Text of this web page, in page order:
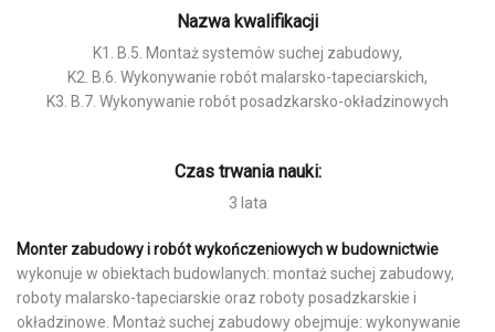
Nazwa kwalifikacji
K1. B.5. Montaż systemów suchej zabudowy,
K2. B.6. Wykonywanie robót malarsko-tapeciarskich,
K3. B.7. Wykonywanie robót posadzkarsko-okładzinowych
Czas trwania nauki:
3 lata
Monter zabudowy i robót wykończeniowych w budownictwie
wykonuje w obiektach budowlanych: montaż suchej zabudowy,
roboty malarsko-tapeciarskie oraz roboty posadzkarskie i
okładzinowe. Montaż suchej zabudowy obejmuje: wykonywanie